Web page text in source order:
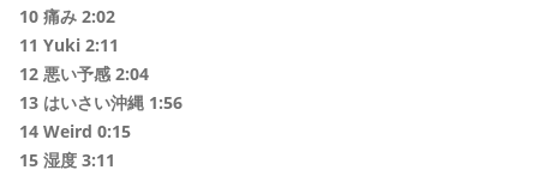
10 痛み 2:02
11 Yuki 2:11
12 悪い予感 2:04
13 はいさい沖縄 1:56
14 Weird 0:15
15 湿度 3:11